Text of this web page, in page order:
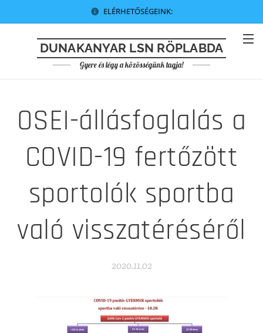
ELÉRHETŐSÉGEINK:
DUNAKANYAR LSN RÖPLABDA
Gyere és légy a közösségünk tagja!
OSEI-állásfoglalás a
COVID-19 fertőzött
sportolók sportba
való visszatéréséről
2020.11.02